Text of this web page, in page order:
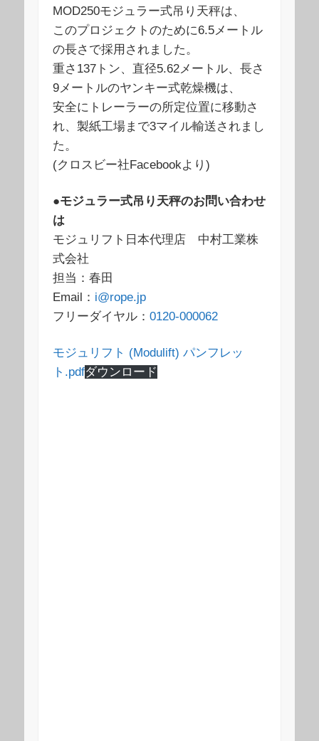
MOD250モジュラー式吊り天秤は、
このプロジェクトのために6.5メートル
の長さで採用されました。
重さ137トン、直径5.62メートル、長さ
9メートルのヤンキー式乾燥機は、
安全にトレーラーの所定位置に移動さ
れ、製紙工場まで3マイル輸送されまし
た。
(クロスビー社Facebookより)
●モジュラー式吊り天秤のお問い合わせ
は
モジュリフト日本代理店 中村工業株
式会社
担当：春田
Email： i@rope.jp
フリーダイヤル： 0120-000062
モジュリフト (Modulift) パンフレッ
ト.pdfダウンロード